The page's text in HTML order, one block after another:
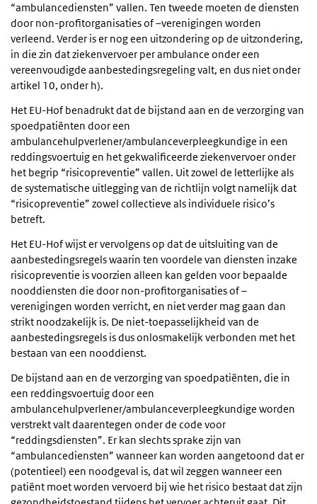
“ambulancediensten” vallen. Ten tweede moeten de diensten
door non-profitorganisaties of –verenigingen worden
verleend. Verder is er nog een uitzondering op de uitzondering,
in die zin dat ziekenvervoer per ambulance onder een
vereenvoudigde aanbestedingsregeling valt, en dus niet onder
artikel 10, onder h).
Het EU-Hof benadrukt dat de bijstand aan en de verzorging van
spoedpatiënten door een
ambulancehulpverlener/ambulanceverpleegkundige in een
reddingsvoertuig en het gekwalificeerde ziekenvervoer onder
het begrip “risicopreventie” vallen. Uit zowel de letterlijke als
de systematische uitlegging van de richtlijn volgt namelijk dat
“risicopreventie” zowel collectieve als individuele risico’s
betreft.
Het EU-Hof wijst er vervolgens op dat de uitsluiting van de
aanbestedingsregels waarin ten voordele van diensten inzake
risicopreventie is voorzien alleen kan gelden voor bepaalde
nooddiensten die door non-profitorganisaties of –
verenigingen worden verricht, en niet verder mag gaan dan
strikt noodzakelijk is. De niet-toepasselijkheid van de
aanbestedingsregels is dus onlosmakelijk verbonden met het
bestaan van een nooddienst.
De bijstand aan en de verzorging van spoedpatiënten, die in
een reddingsvoertuig door een
ambulancehulpverlener/ambulanceverpleegkundige worden
verstrekt valt daarentegen onder de code voor
“reddingsdiensten”. Er kan slechts sprake zijn van
“ambulancediensten” wanneer kan worden aangetoond dat er
(potentieel) een noodgeval is, dat wil zeggen wanneer een
patiënt moet worden vervoerd bij wie het risico bestaat dat zijn